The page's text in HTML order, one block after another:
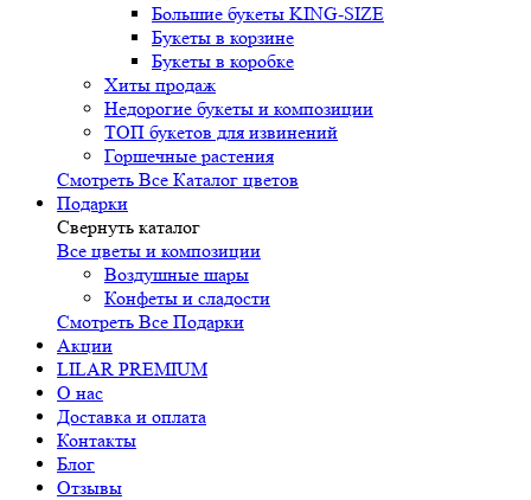
Большие букеты KING-SIZE
Букеты в корзине
Букеты в коробке
Хиты продаж
Недорогие букеты и композиции
ТОП букетов для извинений
Горшечные растения
Смотреть Все Каталог цветов
Подарки
Свернуть каталог
Все цветы и композиции
Воздушные шары
Конфеты и сладости
Смотреть Все Подарки
Акции
LILAR PREMIUM
О нас
Доставка и оплата
Контакты
Блог
Отзывы